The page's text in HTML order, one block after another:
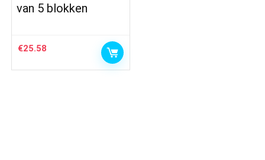
van 5 blokken
€25.58